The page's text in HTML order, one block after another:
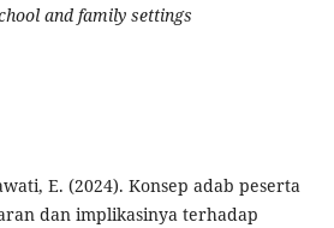
and family settings
E. (2024). Konsep adab peserta
dan implikasinya terhadap